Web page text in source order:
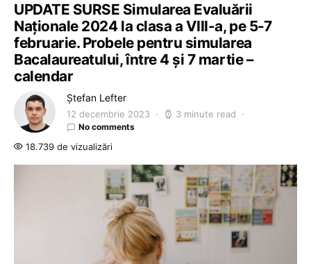
UPDATE SURSE Simularea Evaluării
Naționale 2024 la clasa a VIII-a, pe 5-7
februarie. Probele pentru simularea
Bacalaureatului, între 4 și 7 martie –
calendar
Ștefan Lefter
12 decembrie 2023 3 minute read
No comments
18.739 de vizualizări